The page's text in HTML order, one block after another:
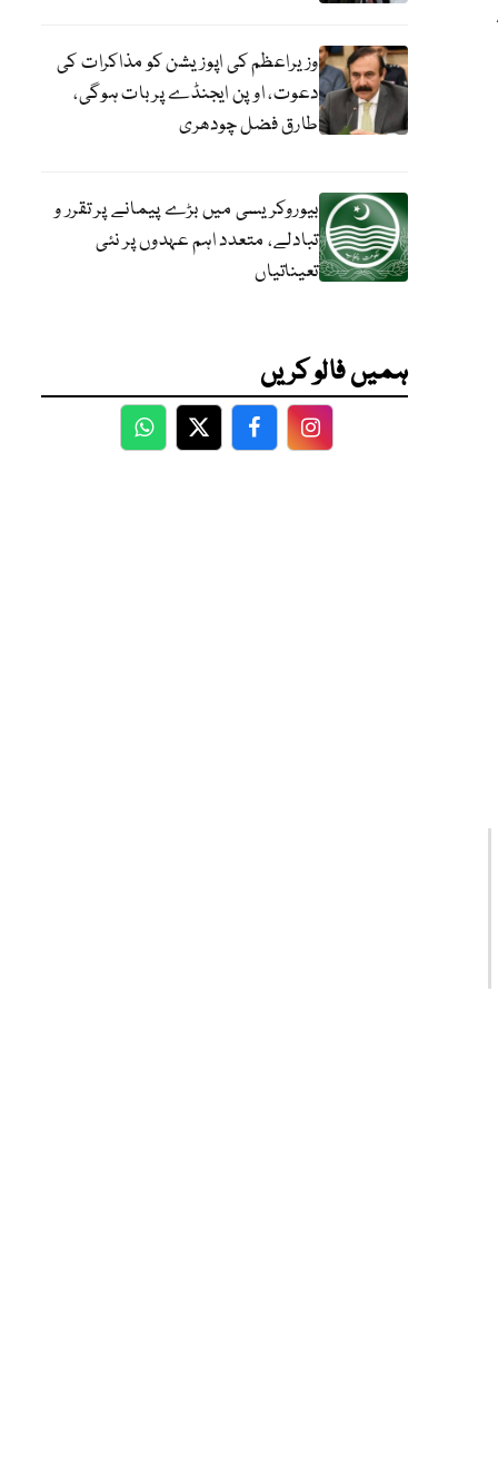
وزیراعظم کی اپوزیشن کو مذاکرات کی
دعوت، اوپن ایجنڈے پر بات ہوگی،
طارق فضل چودھری
بیوروکریسی میں بڑے پیمانے پر تقرر و
تبادلے، متعدد اہم عہدوں پر نئی
تعیناتیاں
ہمیں فالو کریں
WhatsApp
TwitterFacebookFacebook